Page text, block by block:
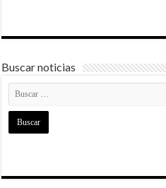
Buscar noticias